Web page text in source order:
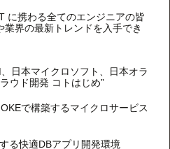
に携わる全てのエンジニアの皆
界の最新トレンドを入手でき
、日本マイクロソフト、日本オラ
ウド開発 コトはじめ”
で構築するマイクロサービス
る快適DBアプリ開発環境